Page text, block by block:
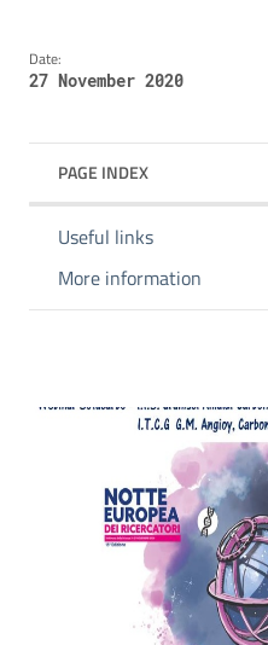
Date:
27 November 2020
PAGE INDEX
Useful links
More information